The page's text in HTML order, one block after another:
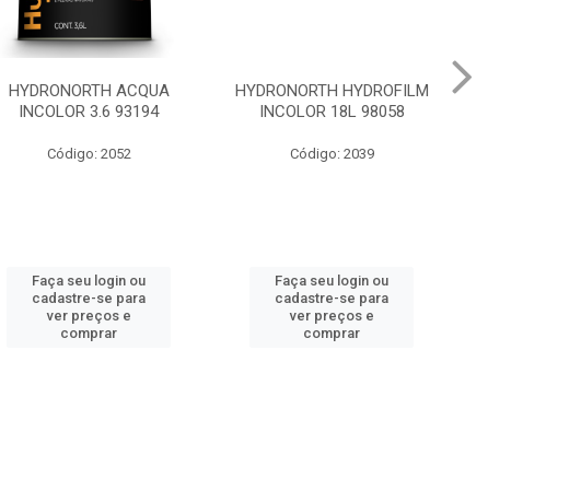
HYDRONORTH HYDROFILM
INCOLOR 18L 98058
Código: 2039
Faça seu login ou
cadastre-se para
ver preços e
comprar
HYDRONORTH ACR STAND
RENDE BCO GELO 3.6 8341
Código: 10219
Faça seu login ou
cadastre-se para
ver preços e
comprar